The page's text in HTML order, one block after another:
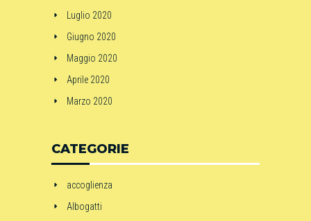
Luglio 2020
Giugno 2020
Maggio 2020
Aprile 2020
Marzo 2020
CATEGORIE
accoglienza
Albogatti